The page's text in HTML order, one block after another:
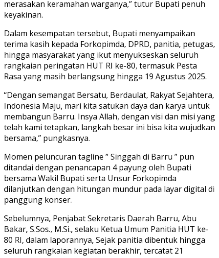
merasakan keramahan warganya,” tutur Bupati penuh
keyakinan.
Dalam kesempatan tersebut, Bupati menyampaikan
terima kasih kepada Forkopimda, DPRD, panitia, petugas,
hingga masyarakat yang ikut menyukseskan seluruh
rangkaian peringatan HUT RI ke-80, termasuk Pesta
Rasa yang masih berlangsung hingga 19 Agustus 2025.
“Dengan semangat Bersatu, Berdaulat, Rakyat Sejahtera,
Indonesia Maju, mari kita satukan daya dan karya untuk
membangun Barru. Insya Allah, dengan visi dan misi yang
telah kami tetapkan, langkah besar ini bisa kita wujudkan
bersama,” pungkasnya.
Momen peluncuran tagline ” Singgah di Barru ” pun
ditandai dengan penancapan 4 payung oleh Bupati
bersama Wakil Bupati serta Unsur Forkopimda
dilanjutkan dengan hitungan mundur pada layar digital di
panggung konser.
Sebelumnya, Penjabat Sekretaris Daerah Barru, Abu
Bakar, S.Sos., M.Si., selaku Ketua Umum Panitia HUT ke-
80 RI, dalam laporannya, Sejak panitia dibentuk hingga
seluruh rangkaian kegiatan berakhir, tercatat 21